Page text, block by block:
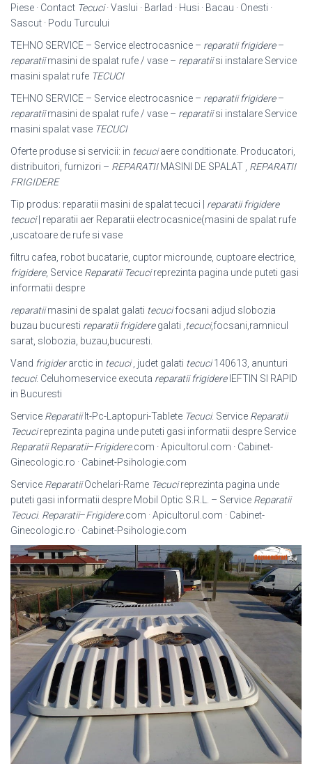
Piese · Contact Tecuci· Vaslui · Barlad · Husi · Bacau · Onesti ·
Sascut · Podu Turcului
TEHNO SERVICE – Service electrocasnice – reparatii frigidere–
reparatiimasini de spalat rufe / vase – reparatiisi instalare Service
masini spalat rufe TECUCI
TEHNO SERVICE – Service electrocasnice – reparatii frigidere–
reparatiimasini de spalat rufe / vase – reparatiisi instalare Service
masini spalat vase TECUCI
Oferte produse si servicii: in tecuciaere conditionate. Producatori,
distribuitori, furnizori – REPARATIIMASINI DE SPALAT , REPARATII
FRIGIDERE
Tip produs: reparatii masini de spalat tecuci | reparatii frigidere
tecuci| reparatii aer Reparatii electrocasnice(masini de spalat rufe
,uscatoare de rufe si vase
filtru cafea, robot bucatarie, cuptor microunde, cuptoare electrice,
frigidere, Service Reparatii Tecucireprezinta pagina unde puteti gasi
informatii despre
reparatiimasini de spalat galati tecucifocsani adjud slobozia
buzau bucuresti reparatii frigideregalati ,tecuci,focsani,ramnicul
sarat, slobozia, buzau,bucuresti.
Vand frigiderarctic in tecuci, judet galati tecuci140613, anunturi
tecuci. Celuhomeservice executa reparatii frigidereIEFTIN SI RAPID
in Bucuresti
Service ReparatiiIt-Pc-Laptopuri-Tablete Tecuci. Service Reparatii
Tecucireprezinta pagina unde puteti gasi informatii despre Service
Reparatii Reparatii–Frigidere.com · Apicultorul.com · Cabinet-
Ginecologic.ro · Cabinet-Psihologie.com
Service ReparatiiOchelari-Rame Tecucireprezinta pagina unde
puteti gasi informatii despre Mobil Optic S.R.L. – Service Reparatii
Tecuci. Reparatii–Frigidere.com · Apicultorul.com · Cabinet-
Ginecologic.ro · Cabinet-Psihologie.com